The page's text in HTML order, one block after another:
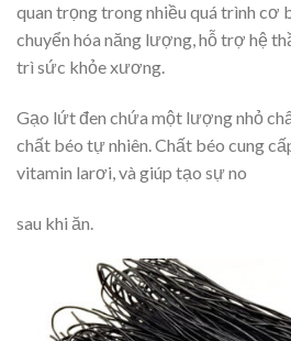
quan trọng trong nhiều quá trình cơ
chuyển hóa năng lượng, hỗ trợ hệ
trì sức khỏe xương.
Gạo lứt đen chứa một lượng nhỏ
chất béo tự nhiên. Chất béo cung
vitamin larơi, và giúp tạo sự no
sau khi ăn.